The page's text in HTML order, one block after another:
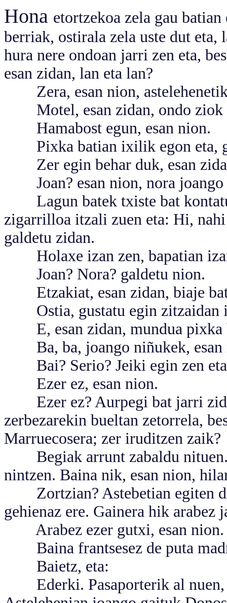
Hona etortzekoa zela gau batian
berriak, ostirala zela uste dut eta,
hura nere ondoan jarri zen eta,
esan zidan, lan eta lan?
Zera, esan nion, astelehenetik
Motel, esan zidan, ondo ziok
Hamabost egun, esan nion.
Pixka batian ixilik egon eta,
Zer egin behar duk, esan
Joan? esan nion, nora joango
Lagun batek txiste bat kontatu
zigarrilloa itzali zuen eta: Hi,
galdetu zidan.
Holaxe izan zen, bapatian
Joan? Nora? galdetu nion.
Etzakiat, esan zidan, biaje bat
Ostia, gustatu egin zitzaidan
E, esan zidan, mundua pixka
Ba, ba, joango niñukek, esan
Bai? Serio? Jeiki egin zen
Ezer ez, esan nion.
Ezer ez? Aurpegi bat jarri
zerbezarekin bueltan zetorrela,
Marruecosera; zer iruditzen zaik?
Begiak arrunt zabaldu nituen.
nintzen. Baina nik, esan nion,
Zortzian? Astebetian egiten
gehienaz ere. Gainera hik arabez
Arabez ezer gutxi, esan nion.
Baina frantsesez de puta
Baietz, eta:
Ederki. Pasaporterik al nuen,